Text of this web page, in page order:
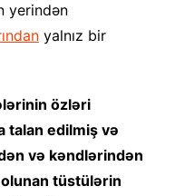
yerindən
yalnız bir
özləri
talan edilmiş və
və kəndlərindən
tüstülərin